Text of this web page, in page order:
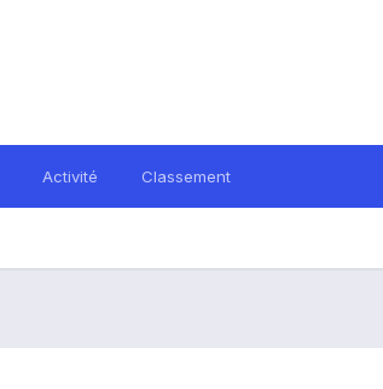
Activité Classement